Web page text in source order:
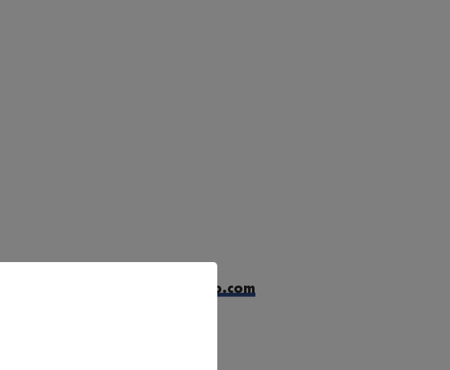
157047-candidatures@evolujob.com